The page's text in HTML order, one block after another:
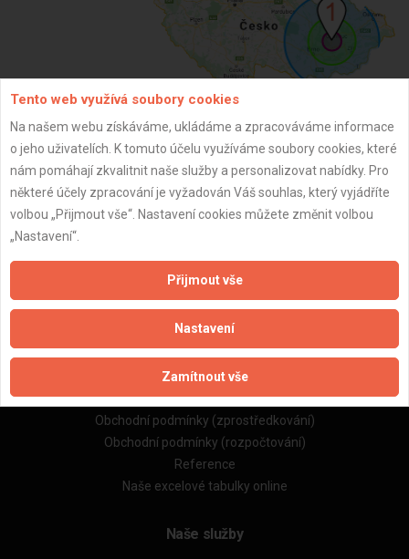
ZPĚT
Aktualizováno z portálu ARES dne 11.01.2025 21:50:29
Důležité informace
Naše firmy a řemeslníci
Zpracování a ochrana osobních údajů
Zásady pro používání souborů cookie
Obchodní podmínky (zprostředkování)
Obchodní podmínky (rozpočtování)
Reference
Naše excelové tabulky online
Naše služby
Tento web využívá soubory cookies
Na našem webu získáváme, ukládáme a zpracováváme informace
o jeho uživatelích. K tomuto účelu využíváme soubory cookies, které
nám pomáhají zkvalitnit naše služby a personalizovat nabídky. Pro
některé účely zpracování je vyžadován Váš souhlas, který vyjádříte
volbou „Přijmout vše“. Nastavení cookies můžete změnit volbou
„Nastavení“.
Přijmout vše
Nastavení
Zamítnout vše